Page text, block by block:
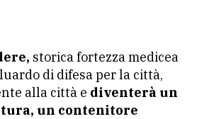
storica fortezza medicea
di difesa per la città,
alla città e diventerà un
un contenitore